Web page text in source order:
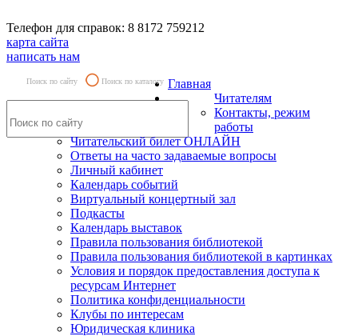
Телефон для справок: 8 8172 759212
карта сайта
написать нам
Поиск по сайту Поиск по каталогу Главная
Читателям
Контакты, режим
работы
Читательский билет ОНЛАЙН
Ответы на часто задаваемые вопросы
Личный кабинет
Календарь событий
Виртуальный концертный зал
Подкасты
Календарь выставок
Правила пользования библиотекой
Правила пользования библиотекой в картинках
Условия и порядок предоставления доступа к
ресурсам Интернет
Политика конфиденциальности
Клубы по интересам
Юридическая клиника